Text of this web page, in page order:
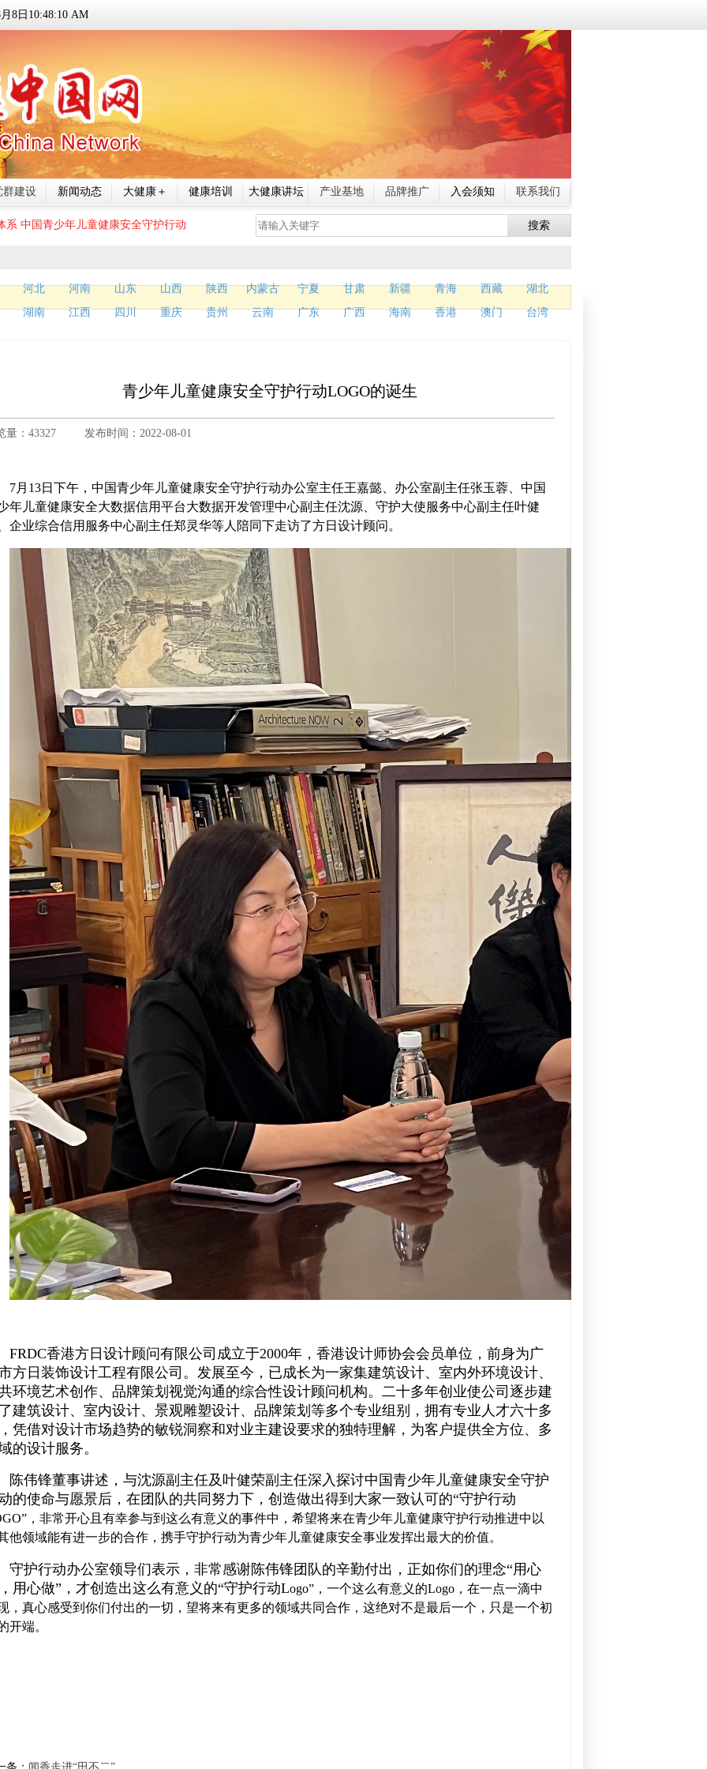
月 8 日 10:48:11 AM
群建设 新闻动态 大健康＋ 健康培训 大健康讲坛 产业基地 品牌推广 入会须知 联系我们
系 中国青少年儿童健康安全守护行动 搜索
河北 河南 山东 山西 陕西 内蒙古 宁夏 甘肃 新疆 青海 西藏
湖北
湖南 江西 四川 重庆 贵州 云南 广东 广西 海南 香港 澳门
台湾
青少年儿童健康安全守护行动LOGO的诞生
量：43327 发布时间：2022-08-01
7月13日下午，中国青少年儿童健康安全守护行动办公室主任王嘉懿、办公室副主任张玉蓉、中国
年儿童健康安全大数据信用平台大数据开发管理中心副主任沈源、守护大使服务中心副主任叶健
企业综合信用服务中心副主任郑灵华等人陪同下走访了方日设计顾问。
FRDC香港方日设计顾问有限公司成立于2000年，香港设计师协会会员单位，前身为广
方日装饰设计工程有限公司。发展至今，已成长为一家集建筑设计、室内外环境设计、
环境艺术创作、品牌策划视觉沟通的综合性设计顾问机构。二十多年创业使公司逐步建
建筑设计、室内设计、景观雕塑设计、品牌策划等多个专业组别，拥有专业人才六十多
凭借对设计市场趋势的敏锐洞察和对业主建设要求的独特理解，为客户提供全方位、多
的设计服务。
陈伟锋董事讲述，与沈源副主任及叶健荣副主任深入探讨中国青少年儿童健康安全守护
的使命与愿景后，在团队的共同努力下，创造做出得到大家一致认可的“守护行动
，非常开心且有幸参与到这么有意义的事件中，希望将来在青少年儿童健康守护行动推进中以
他领域能有进一步的合作，携手守护行动为青少年儿童健康安全事业发挥出最大的价值。
守护行动办公室领导们表示，非常感谢陈伟锋团队的辛勤付出，正如你们的理念“用心
用心做”，才创造出这么有意义的“守护行动Logo”，一个这么有意义的Logo，在一点一滴中
，真心感受到你们付出的一切，望将来有更多的领域共同合作，这绝对不是最后一个，只是一个初
开端。